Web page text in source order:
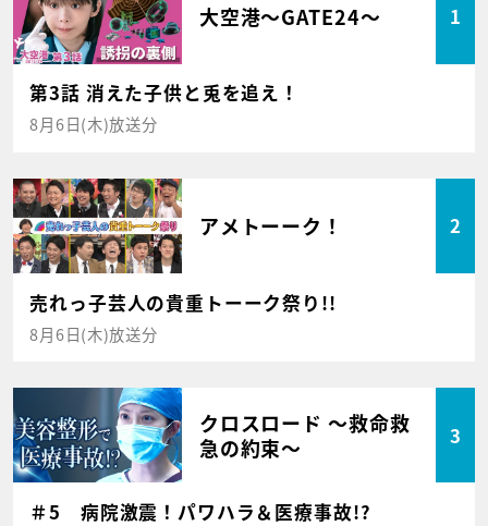
大空港～GATE24～ 1
第3話 消えた子供と兎を追え！
8月6日(木)放送分
アメトーーク！ 2
売れっ子芸人の貴重トーーク祭り!!
8月6日(木)放送分
クロスロード ～救命救
急の約束～
3
＃5 病院激震！パワハラ＆医療事故!?